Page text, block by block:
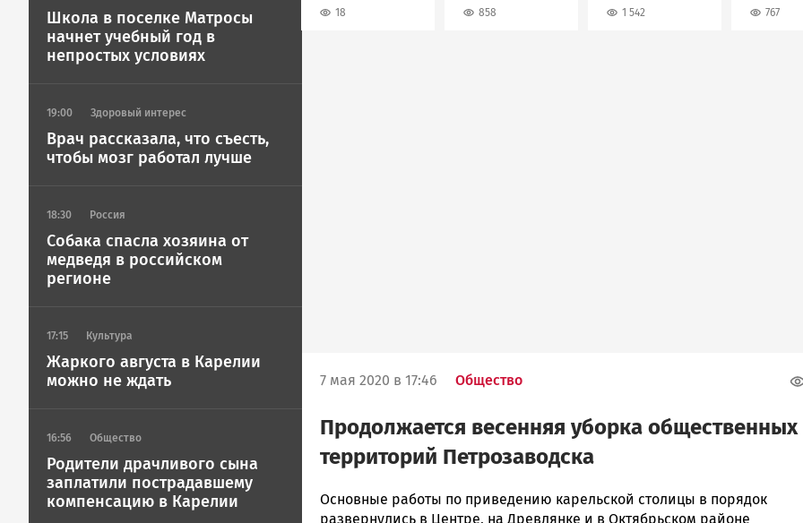
Школа в поселке Матросы
начнет учебный год в
непростых условиях
19:00 Здоровый интерес
Врач рассказала, что съесть,
чтобы мозг работал лучше
18:30 Россия
Собака спасла хозяина от
медведя в российском
регионе
17:15 Культура
Жаркого августа в Карелии
можно не ждать
16:56 Общество
Родители драчливого сына
заплатили пострадавшему
компенсацию в Карелии
18 858 1 542 767
7 мая 2020 в 17:46 Общество
Продолжается весенняя уборка общественных
территорий Петрозаводска
Алексей
Смирнов
Основные работы по приведению карельской столицы в порядок
развернулись в Центре, на Древлянке и в Октябрьском районе